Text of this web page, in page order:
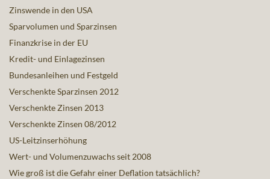
Zinswende in den USA
Sparvolumen und Sparzinsen
Finanzkrise in der EU
Kredit- und Einlagezinsen
Bundesanleihen und Festgeld
Verschenkte Sparzinsen 2012
Verschenkte Zinsen 2013
Verschenkte Zinsen 08/2012
US-Leitzinserhöhung
Wert- und Volumenzuwachs seit 2008
Wie groß ist die Gefahr einer Deflation tatsächlich?